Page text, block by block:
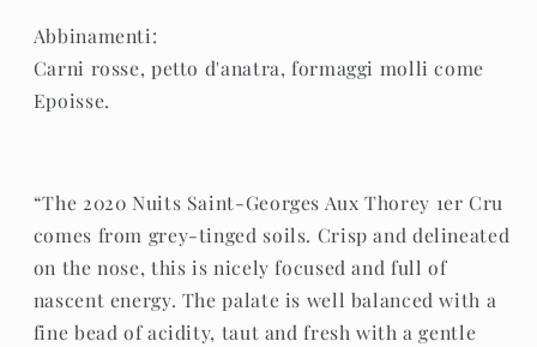
Abbinamenti:
Carni rosse, petto d'anatra, formaggi molli come
Epoisse.
“The 2020 Nuits Saint-Georges Aux Thorey 1er Cru
comes from grey-tinged soils. Crisp and delineated
on the nose, this is nicely focused and full of
nascent energy. The palate is well balanced with a
fine bead of acidity, taut and fresh with a gentle